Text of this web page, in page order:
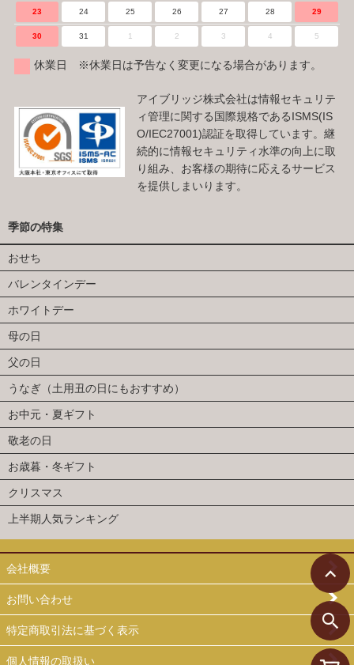
23 24 25 26 27 28 29
30 31 1 2 3 4 5
休業日 ※休業日は予告なく変更になる場合があります。
アイブリッジ株式会社は情報セキュリテ
ィ管理に関する国際規格であるISMS(IS
O/IEC27001)認証を取得しています。継
続的に情報セキュリティ水準の向上に取
り組み、お客様の期待に応えるサービス
を提供しまいります。
季節の特集
おせち
バレンタインデー
ホワイトデー
母の日
父の日
うなぎ（土用丑の日にもおすすめ）
お中元・夏ギフト
敬老の日
お歳暮・冬ギフト
クリスマス
上半期人気ランキング
会社概要
お問い合わせ
特定商取引法に基づく表示
個人情報の取扱い